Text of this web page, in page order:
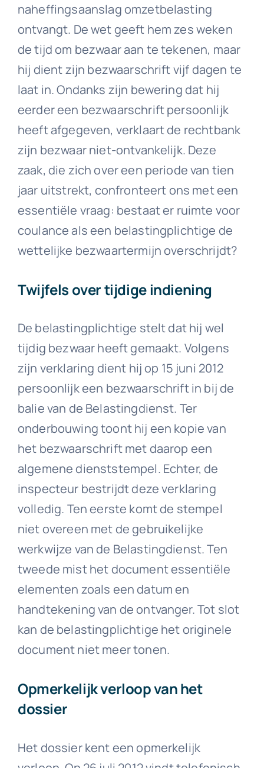
naheffingsaanslag omzetbelasting
ontvangt. De wet geeft hem zes weken
de tijd om bezwaar aan te tekenen, maar
hij dient zijn bezwaarschrift vijf dagen te
laat in. Ondanks zijn bewering dat hij
eerder een bezwaarschrift persoonlijk
heeft afgegeven, verklaart de rechtbank
zijn bezwaar niet-ontvankelijk. Deze
zaak, die zich over een periode van tien
jaar uitstrekt, confronteert ons met een
essentiële vraag: bestaat er ruimte voor
coulance als een belastingplichtige de
wettelijke bezwaartermijn overschrijdt?
Twijfels over tijdige indiening
De belastingplichtige stelt dat hij wel
tijdig bezwaar heeft gemaakt. Volgens
zijn verklaring dient hij op 15 juni 2012
persoonlijk een bezwaarschrift in bij de
balie van de Belastingdienst. Ter
onderbouwing toont hij een kopie van
het bezwaarschrift met daarop een
algemene dienststempel. Echter, de
inspecteur bestrijdt deze verklaring
volledig. Ten eerste komt de stempel
niet overeen met de gebruikelijke
werkwijze van de Belastingdienst. Ten
tweede mist het document essentiële
elementen zoals een datum en
handtekening van de ontvanger. Tot slot
kan de belastingplichtige het originele
document niet meer tonen.
Opmerkelijk verloop van het
dossier
Het dossier kent een opmerkelijk